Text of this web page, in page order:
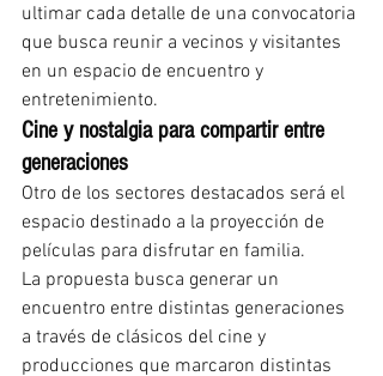
ultimar cada detalle de una convocatoria
que busca reunir a vecinos y visitantes
en un espacio de encuentro y
entretenimiento.
Cine y nostalgia para compartir entre
generaciones
Otro de los sectores destacados será el
espacio destinado a la proyección de
películas para disfrutar en familia.
La propuesta busca generar un
encuentro entre distintas generaciones
a través de clásicos del cine y
producciones que marcaron distintas